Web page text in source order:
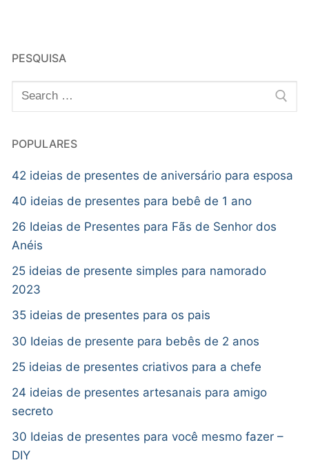
PESQUISA
POPULARES
42 ideias de presentes de aniversário para esposa
40 ideias de presentes para bebê de 1 ano
26 Ideias de Presentes para Fãs de Senhor dos
Anéis
25 ideias de presente simples para namorado
2023
35 ideias de presentes para os pais
30 Ideias de presente para bebês de 2 anos
25 ideias de presentes criativos para a chefe
24 ideias de presentes artesanais para amigo
secreto
30 Ideias de presentes para você mesmo fazer –
DIY